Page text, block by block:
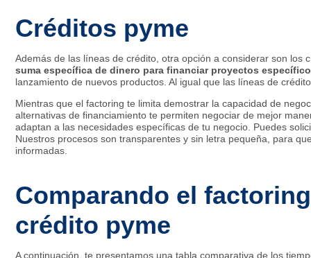
Créditos pyme
Además de las líneas de crédito, otra opción a considerar son los
suma específica de dinero para financiar proyectos
lanzamiento de nuevos productos. Al igual que las líneas de
Mientras que el factoring te limita demostrar la capacidad de
alternativas de financiamiento te permiten negociar de mejor
adaptan a las necesidades específicas de tu negocio. Puedes
Nuestros procesos son transparentes y sin letra pequeña, para
informadas.
Comparando el
crédito pyme
A continuación, te presentamos una tabla comparativa de los